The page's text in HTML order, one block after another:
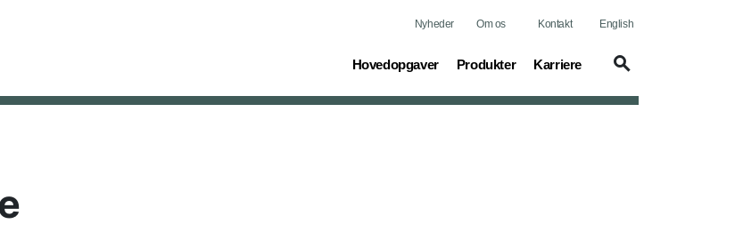
Nyheder Om os Kontakt English
Hovedopgaver
(current) Produkter
(current) Karriere
(current)